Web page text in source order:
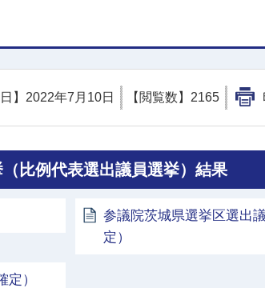
】 2022年7月10日 【閲覧数】 2165
比例代表選出議員選挙）結果
参議院茨城県選挙区選出
定）
）